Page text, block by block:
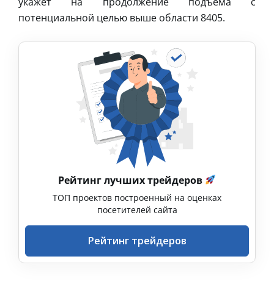
потенциальной целью выше области 8405.
Рейтинг лучших трейдеров
ТОП проектов построенный на оценках
посетителей сайта
Рейтинг трейдеров